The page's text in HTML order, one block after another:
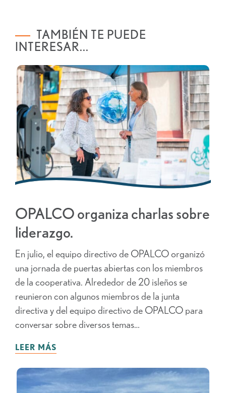
TAMBIÉN TE PUEDE
INTERESAR...
OPALCO organiza charlas sobre
liderazgo.
En julio, el equipo directivo de OPALCO organizó
una jornada de puertas abiertas con los miembros
de la cooperativa. Alrededor de 20 isleños se
reunieron con algunos miembros de la junta
directiva y del equipo directivo de OPALCO para
conversar sobre diversos temas…
LEER MÁS